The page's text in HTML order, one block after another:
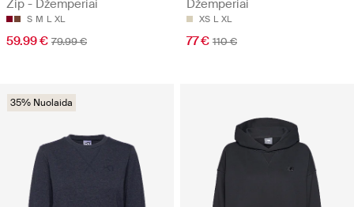
Zip - Džemperiai
S M L XL
59.99 € 79.99 €
Džemperiai
XS L XL
77 € 110 €
35% Nuolaida